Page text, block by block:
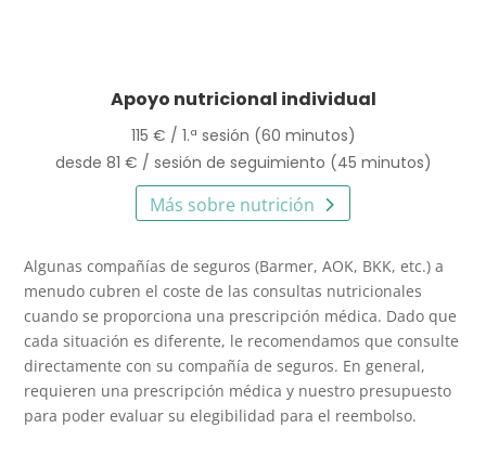
Apoyo nutricional individual
115 € / 1.ª sesión (60 minutos)
desde 81 € / sesión de seguimiento (45 minutos)
Más sobre nutrición
Algunas compañías de seguros (Barmer, AOK, BKK, etc.) a
menudo cubren el coste de las consultas nutricionales
cuando se proporciona una prescripción médica. Dado que
cada situación es diferente, le recomendamos que consulte
directamente con su compañía de seguros. En general,
requieren una prescripción médica y nuestro presupuesto
para poder evaluar su elegibilidad para el reembolso.